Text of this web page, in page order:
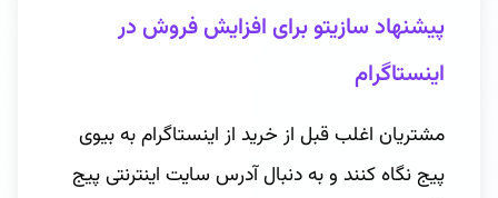
پیشنهاد سازیتو برای افزایش فروش در
اینستاگرام
مشتریان اغلب قبل از خرید از اینستاگرام به بیوی
پیج نگاه کنند و به دنبال آدرس سایت اینترنتی پیج